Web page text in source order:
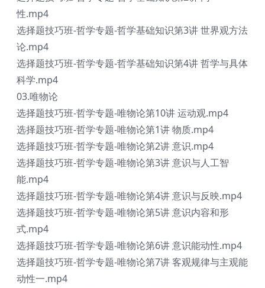
性.mp4
选择题技巧班-哲学专题-哲学基础知识第3讲 世界观方法
论.mp4
选择题技巧班-哲学专题-哲学基础知识第4讲 哲学与具体
科学.mp4
03.唯物论
选择题技巧班-哲学专题-唯物论第10讲 运动观.mp4
选择题技巧班-哲学专题-唯物论第1讲 物质.mp4
选择题技巧班-哲学专题-唯物论第2讲 意识.mp4
选择题技巧班-哲学专题-唯物论第3讲 意识与人工智
能.mp4
选择题技巧班-哲学专题-唯物论第4讲 意识与反映.mp4
选择题技巧班-哲学专题-唯物论第5讲 意识内容和形
式.mp4
选择题技巧班-哲学专题-唯物论第6讲 意识能动性.mp4
选择题技巧班-哲学专题-唯物论第7讲 客观规律与主观能
动性一.mp4